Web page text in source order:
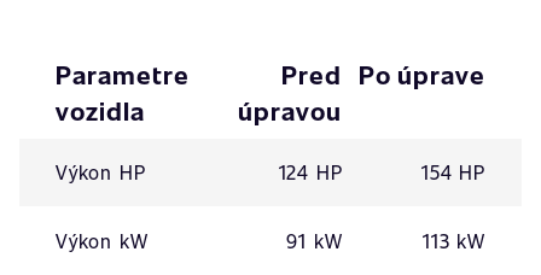
Parametre
vozidla
Pred
úpravou
Po úprave
Výkon HP 124 HP 154 HP
Výkon kW 91 kW 113 kW